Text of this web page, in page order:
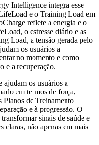
Intelligence integra esse
e o Training Load em
reflete a energia e o
o estresse diário e as
Load, a tensão gerada pelo
os usuários a
no momento e como
e a recuperação.
os usuários a
em termos de força,
Planos de Treinamento
e à progressão. O
sinais de saúde e
claras, não apenas em mais